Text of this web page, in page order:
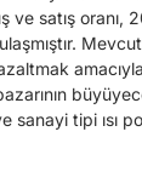
ve satış oranı,
sanayi tipi ısı